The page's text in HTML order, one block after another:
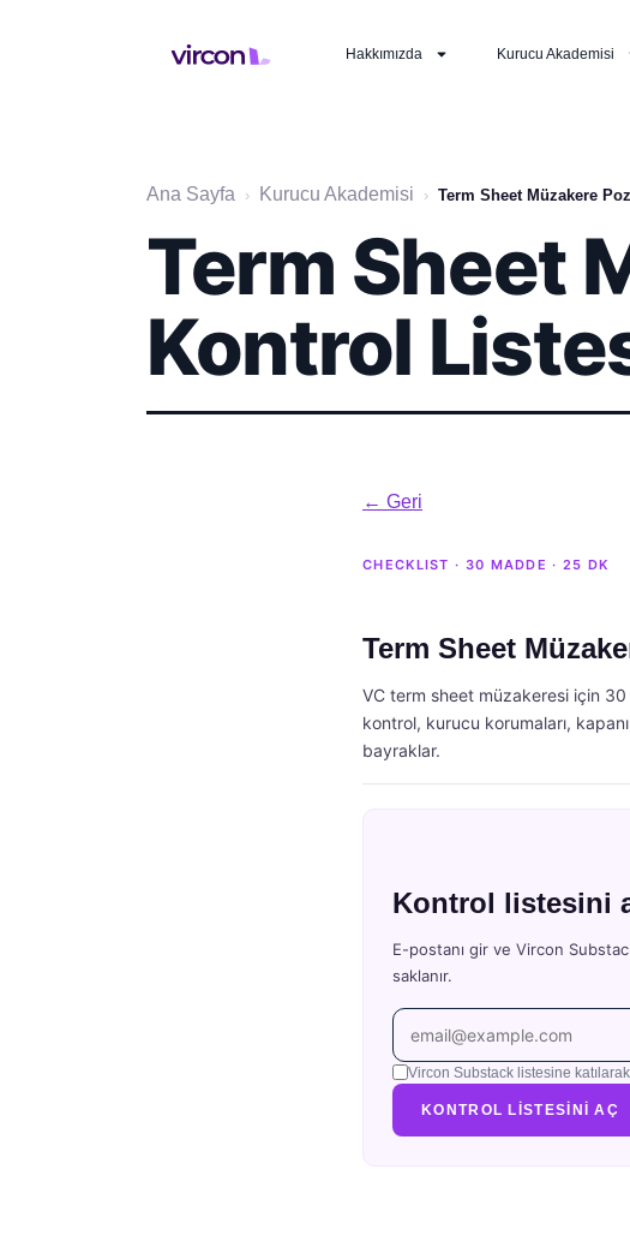
Hakkımızda Kurucu Akademisi
Ana Sayfa › Kurucu Akademisi › Term Sheet Müzakere
Term Sheet
Kontrol
← Geri
CHECKLIST · 30 MADDE · 25 DK
Term Sheet
VC term sheet müzakeresi için
kontrol, kurucu korumaları,
bayraklar.
Kontrol listesini
E-postanı gir ve Vircon
saklanır.
Vircon Substack listesine
KONTROL LISTESINI AÇ